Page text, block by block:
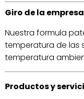
Giro de la
Nuestra formula
temperatura de las
temperatura
Productos y